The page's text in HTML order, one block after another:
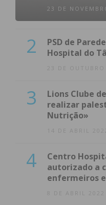
23 DE
2
PSD de
Hospital do
23 DE OUTUBRO
3
Lions Clube
realizar
Nutrição»
14 DE ABRIL 2022
4
Centro
autorizado a
enfermeiros
8 DE ABRIL 2022